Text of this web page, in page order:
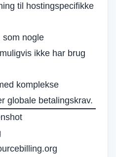
til hostingspecifikke
som nogle
ikke har brug
komplekse
globale betalingskrav.